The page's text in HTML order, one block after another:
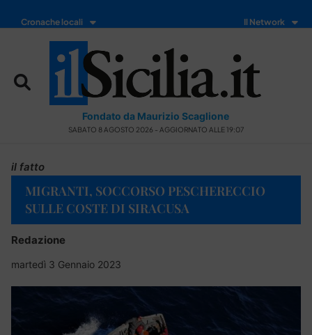
Cronache locali Il Network
Fondato da Maurizio Scaglione
SABATO 8 AGOSTO 2026 - AGGIORNATO ALLE 19:07
il fatto
MIGRANTI, SOCCORSO PESCHERECCIO
SULLE COSTE DI SIRACUSA
Redazione
martedì 3 Gennaio 2023